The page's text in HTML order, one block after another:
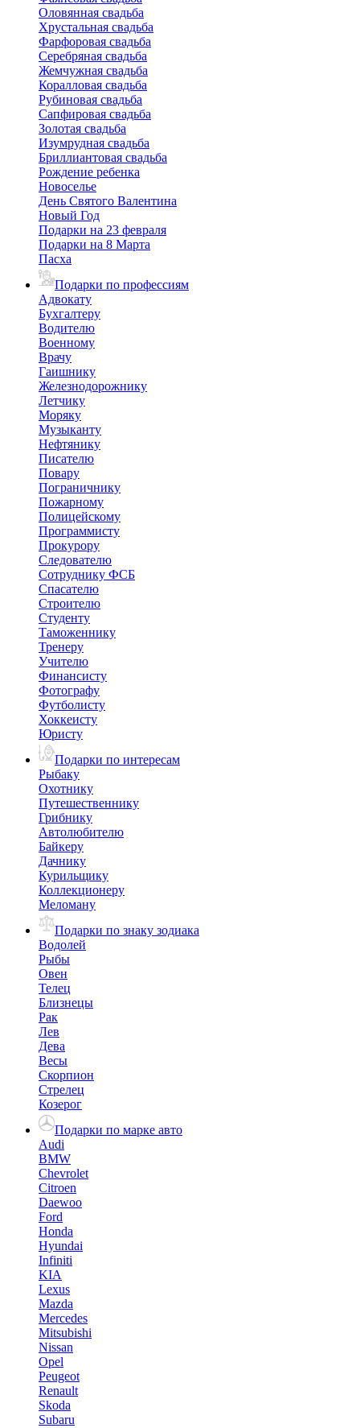
Оловянная свадьба
Хрустальная свадьба
Фарфоровая свадьба
Серебряная свадьба
Жемчужная свадьба
Коралловая свадьба
Рубиновая свадьба
Сапфировая свадьба
Золотая свадьба
Изумрудная свадьба
Бриллиантовая свадьба
Рождение ребенка
Новоселье
День Святого Валентина
Новый Год
Подарки на 23 февраля
Подарки на 8 Марта
Пасха
Подарки по профессиям
Адвокату
Бухгалтеру
Водителю
Военному
Врачу
Гаишнику
Железнодорожнику
Летчику
Моряку
Музыканту
Нефтянику
Писателю
Повару
Пограничнику
Пожарному
Полицейскому
Программисту
Прокурору
Следователю
Сотруднику ФСБ
Спасателю
Строителю
Студенту
Таможеннику
Тренеру
Учителю
Финансисту
Фотографу
Футболисту
Хоккеисту
Юристу
Подарки по интересам
Рыбаку
Охотнику
Путешественнику
Грибнику
Автолюбителю
Байкеру
Дачнику
Курильщику
Коллекционеру
Меломану
Подарки по знаку зодиака
Водолей
Рыбы
Овен
Телец
Близнецы
Рак
Лев
Дева
Весы
Скорпион
Стрелец
Козерог
Подарки по марке авто
Audi
BMW
Chevrolet
Citroen
Daewoo
Ford
Honda
Hyundai
Infiniti
KIA
Lexus
Mazda
Mercedes
Mitsubishi
Nissan
Opel
Peugeot
Renault
Skoda
Subaru